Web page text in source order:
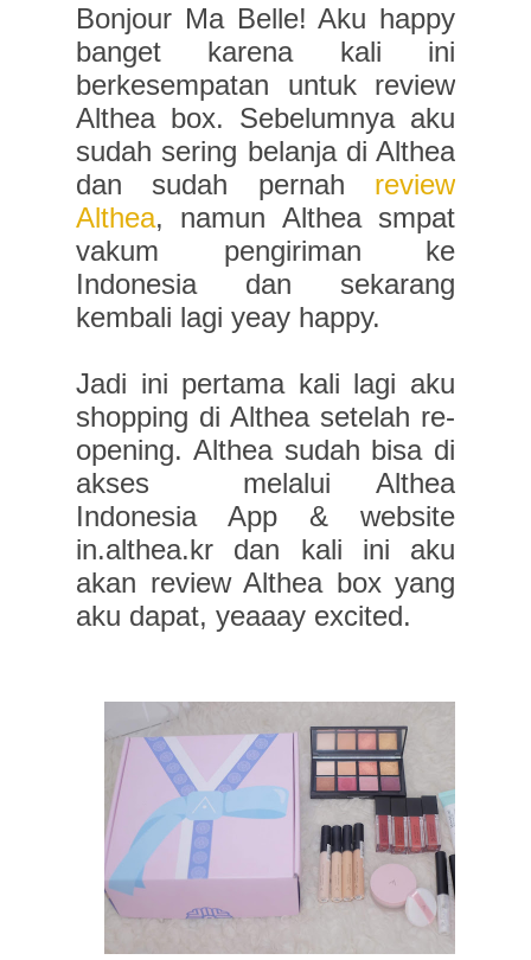
Bonjour Ma Belle! Aku happy
banget karena kali ini
berkesempatan untuk review
Althea box. Sebelumnya aku
sudah sering belanja di Althea
dan sudah pernah review
Althea, namun Althea smpat
vakum pengiriman ke
Indonesia dan sekarang
kembali lagi yeay happy.
Jadi ini pertama kali lagi aku
shopping di Althea setelah re-
opening. Althea sudah bisa di
akses
melalui Althea
Indonesia App & website
in.althea.kr dan kali ini aku
akan review Althea box yang
aku dapat, yeaaay excited.